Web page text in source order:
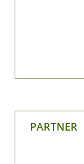
PARTNER